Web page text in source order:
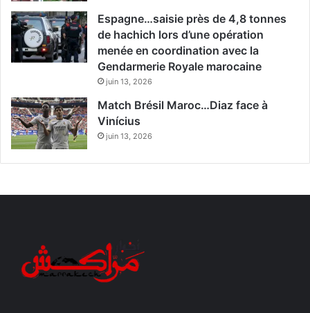
Espagne…saisie près de 4,8 tonnes
de hachich lors d’une opération
menée en coordination avec la
Gendarmerie Royale marocaine
juin 13, 2026
Match Brésil Maroc…Diaz face à
Vinícius
juin 13, 2026